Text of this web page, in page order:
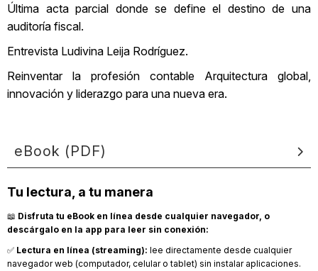
Última acta parcial donde se define el destino de una
auditoría fiscal.
Entrevista Ludivina Leija Rodríguez.
Reinventar la profesión contable Arquitectura global,
innovación y liderazgo para una nueva era.
eBook (PDF)
Tu lectura, a tu manera
📖 Disfruta tu eBook en línea desde cualquier navegador, o
descárgalo en la app para leer sin conexión:
✅ Lectura en línea (streaming): lee directamente desde cualquier
navegador web (computador, celular o tablet) sin instalar aplicaciones.